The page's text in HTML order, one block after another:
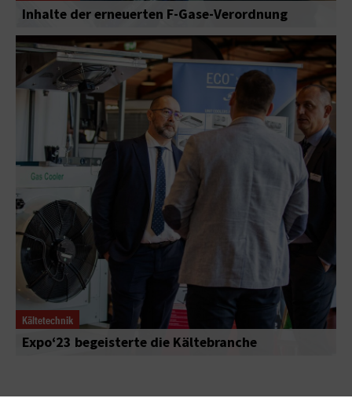
Inhalte der erneuerten F-Gase-Verordnung
Kältetechnik
Expo‘23 begeisterte die Kältebranche